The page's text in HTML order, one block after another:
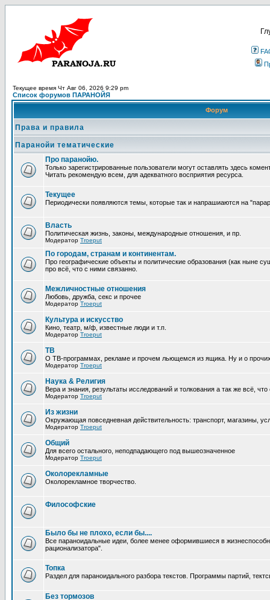
Текущее время Чт Авг 06, 2026 9:29 pm
Список форумов ПАРАНОЙЯ
Форум
Права и правила
Паранойи тематические
Про паранойю.
Только зарегистрированные пользователи могут оставлять здесь
Читать рекомендую всем, для адекватного восприятия ресурса.
Текущее
Периодически появляются темы, которые так и напрашиаются на
Власть
Политическая жизнь, законы, международные отношения, и пр.
Модератор Troeput
По городам, странам и континентам.
Про географические объекты и политические образования (как ныне
про всё, что с ними связанно.
Межличностные отношения
Любовь, дружба, секс и прочее
Модератор Troeput
Культура и искусство
Кино, театр, м/ф, известные люди и т.п.
Модератор Troeput
ТВ
О ТВ-программах, рекламе и прочем льющемся из ящика. Ну и о
Модератор Troeput
Наука & Религия
Вера и знания, результаты исследований и толкования а так же всё,
Модератор Troeput
Из жизни
Окружающая повседневная действительность: транспорт, магазины,
Модератор Troeput
Общий
Для всего остального, неподпадающего под вышеозначенное
Модератор Troeput
Околорекламные
Околорекламное творчество.
Философские
Было бы не плохо, если бы....
Все параноидальные идеи, более менее оформившиеся в
рационализатора".
Топка
Раздел для параноидального разбора текстов. Программы партий,
Без тормозов